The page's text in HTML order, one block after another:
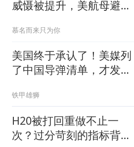
威慑被提升，美航母避入
慕名而来只为你
美国终于承认了！美媒列
了中国导弹清单，才发现
铁甲雄狮
H20被打回重做不止一
次？过分苛刻的指标背